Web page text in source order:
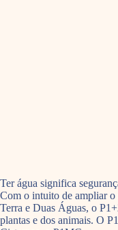
Ter água significa
Com o intuito de ampliar o
Terra e Duas Águas, o
plantas e dos animais. O